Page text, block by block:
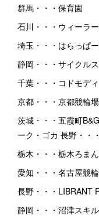
群馬・・・保育園
石川・・・ウィーラ
埼玉・・・はらっぱ
静岡・・・サイクル
千葉・・・コドモデ
京都・・・京都競輪
茨城・・・五霞町
ーク・ゴカ 長野・・
栃木・・・栃木ろま
愛知・・・名古屋競
長野・・・LIBRANT
静岡・・・沼津スキ